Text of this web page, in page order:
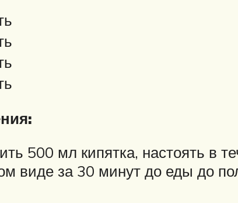
500 мл кипятка, настоять в
виде за 30 минут до еды до